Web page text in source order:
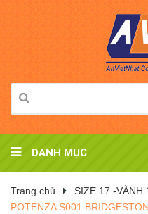
DANH MỤC
Trang chủ SIZE 17 -VÀNH
POTENZA S001